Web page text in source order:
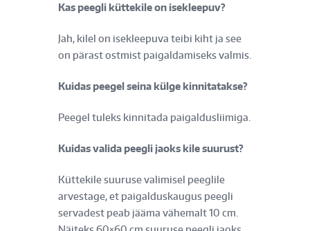
Kas peegli küttekile on isekleepuv?
Jah, kilel on isekleepuva teibi kiht ja see
on pärast ostmist paigaldamiseks valmis.
Kuidas peegel seina külge kinnitatakse?
Peegel tuleks kinnitada paigaldusliimiga.
Kuidas valida peegli jaoks kile suurust?
Küttekile suuruse valimisel peeglile
arvestage, et paigalduskaugus peegli
servadest peab jääma vähemalt 10 cm.